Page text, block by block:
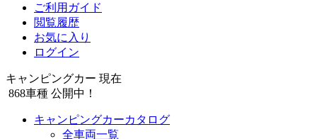
ご利用ガイド
閲覧履歴
お気に入り
ログイン
キャンピングカー 現在
868車種 公開中！
キャンピングカーカタログ
全車両一覧